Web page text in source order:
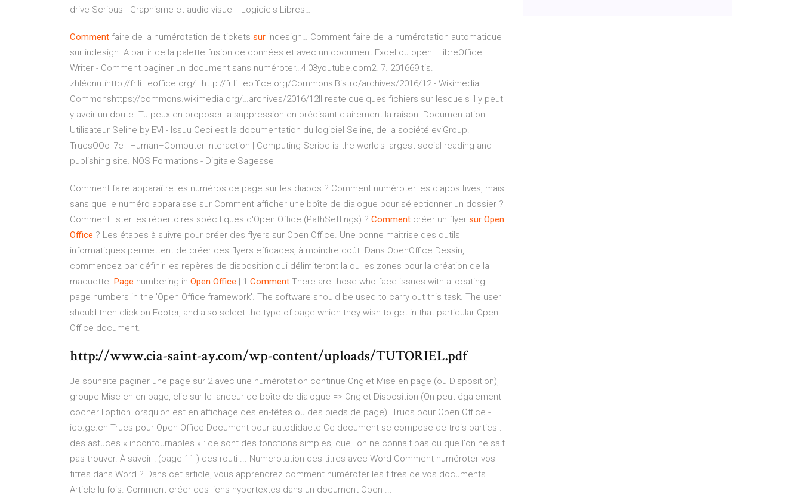
drive Scribus - Graphisme et audio-visuel - Logiciels Libres…
Comment faire de la numérotation de tickets sur indesign… Comment faire de la numérotation automatique
sur indesign. A partir de la palette fusion de données et avec un document Excel ou open…LibreOffice
Writer - Comment paginer un document sans numéroter…4:03youtube.com2. 7. 201669 tis.
zhlédnutíhttp://fr.li…eoffice.org/…http://fr.li…eoffice.org/Commons:Bistro/archives/2016/12 - Wikimedia
Commonshttps://commons.wikimedia.org/…archives/2016/12Il reste quelques fichiers sur lesquels il y peut
y avoir un doute. Tu peux en proposer la suppression en précisant clairement la raison. Documentation
Utilisateur Seline by EVI - Issuu Ceci est la documentation du logiciel Seline, de la société eviGroup.
TrucsOOo_7e | Human–Computer Interaction | Computing Scribd is the world's largest social reading and
publishing site. NOS Formations - Digitale Sagesse
Comment faire apparaître les numéros de page sur les diapos ? Comment numéroter les diapositives, mais
sans que le numéro apparaisse sur Comment afficher une boîte de dialogue pour sélectionner un dossier ?
Comment lister les répertoires spécifiques d'Open Office (PathSettings) ? Comment créer un flyer sur Open
Office ? Les étapes à suivre pour créer des flyers sur Open Office. Une bonne maitrise des outils
informatiques permettent de créer des flyers efficaces, à moindre coût. Dans OpenOffice Dessin,
commencez par définir les repères de disposition qui délimiteront la ou les zones pour la création de la
maquette. Page numbering in Open Office | 1 Comment There are those who face issues with allocating
page numbers in the 'Open Office framework'. The software should be used to carry out this task. The user
should then click on Footer, and also select the type of page which they wish to get in that particular Open
Office document.
http://www.cia-saint-ay.com/wp-content/uploads/TUTORIEL.pdf
Je souhaite paginer une page sur 2 avec une numérotation continue Onglet Mise en page (ou Disposition),
groupe Mise en en page, clic sur le lanceur de boîte de dialogue => Onglet Disposition (On peut également
cocher l'option lorsqu'on est en affichage des en-têtes ou des pieds de page). Trucs pour Open Office -
icp.ge.ch Trucs pour Open Office Document pour autodidacte Ce document se compose de trois parties :
des astuces « incontournables » : ce sont des fonctions simples, que l'on ne connait pas ou que l'on ne sait
pas trouver. À savoir ! (page 11 ) des routi ... Numerotation des titres avec Word Comment numéroter vos
titres dans Word ? Dans cet article, vous apprendrez comment numéroter les titres de vos documents.
Article lu fois. Comment créer des liens hypertextes dans un document Open ...